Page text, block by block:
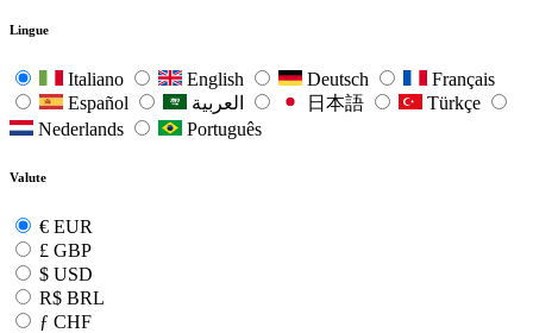
Lingue
Italiano English Deutsch
Français
Español
日本語
Türkçe
Nederlands
Português
Valute
€ EUR
£ GBP
$ USD
R$ BRL
ƒ CHF